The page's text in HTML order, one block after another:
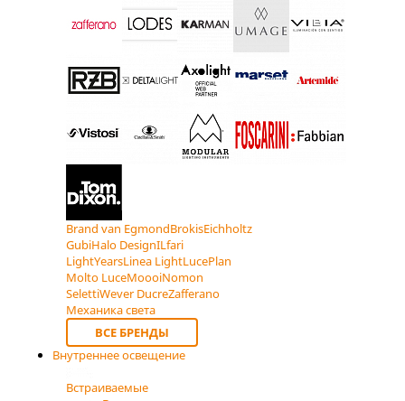
Brand van EgmondBrokisEichholtz
GubiHalo DesignILfari
LightYearsLinea LightLucePlan
Molto LuceMoooiNomon
SelettiWever DucreZafferano
Механика света
ВСЕ БРЕНДЫ
Внутреннее освещение
Встраиваемые